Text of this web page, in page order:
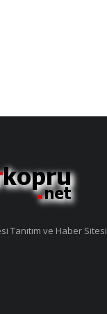
Tanıtım ve Haber Sitesi